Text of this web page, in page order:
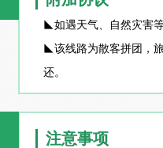
◣如遇天气、自然灾害
◣该线路为散客拼团，
还。
注意事项